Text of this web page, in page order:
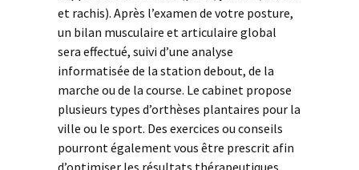
et rachis). Après l’examen de votre posture,
un bilan musculaire et articulaire global
sera effectué, suivi d’une analyse
informatisée de la station debout, de la
marche ou de la course. Le cabinet propose
plusieurs types d’orthèses plantaires pour la
ville ou le sport. Des exercices ou conseils
pourront également vous être prescrit afin
d’optimiser les résultats thérapeutiques.